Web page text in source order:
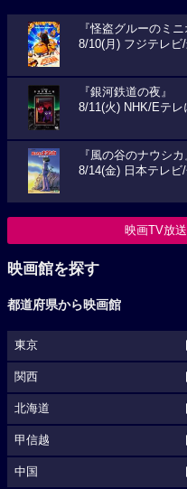
『怪盗グルーのミニ
8/10(月) フジテレビ
『銀河鉄道の夜』
8/11(火) NHK/Eテレ
『風の谷のナウシカ
8/14(金) 日本テレビ
映画TV放
映画館を探す
都道府県から映画館
東京
関西
北海道
甲信越
中国